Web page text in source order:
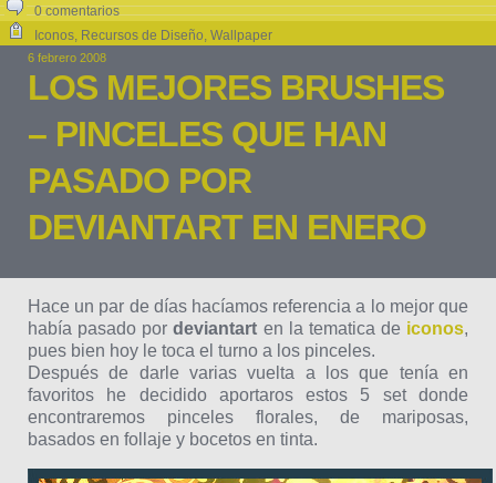
0 comentarios
Iconos, Recursos de Diseño, Wallpaper
6 febrero 2008
LOS MEJORES BRUSHES
– PINCELES QUE HAN
PASADO POR
DEVIANTART EN ENERO
Hace un par de días hacíamos referencia a lo mejor que
había pasado pordeviantart en la tematica de iconos,
pues bien hoy le toca el turno a los pinceles.
Después de darle varias vuelta a los que tenía en
favoritos he decidido aportaros estos 5 set donde
encontraremos pinceles florales, de mariposas,
basados en follaje y bocetos en tinta.